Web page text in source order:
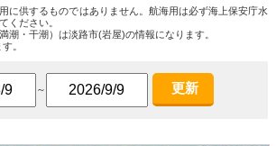
に供するものではありません。航海用は必ず海上保安庁水
ください。
潮・干潮）は淡路市(岩屋)の情報になります。
。
～ 更新